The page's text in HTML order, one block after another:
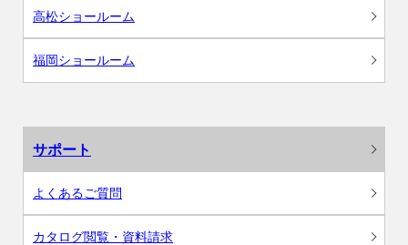
高松ショールーム
福岡ショールーム
サポート
よくあるご質問
カタログ閲覧・資料請求